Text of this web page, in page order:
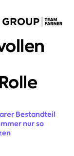
Bestandteil
nur so